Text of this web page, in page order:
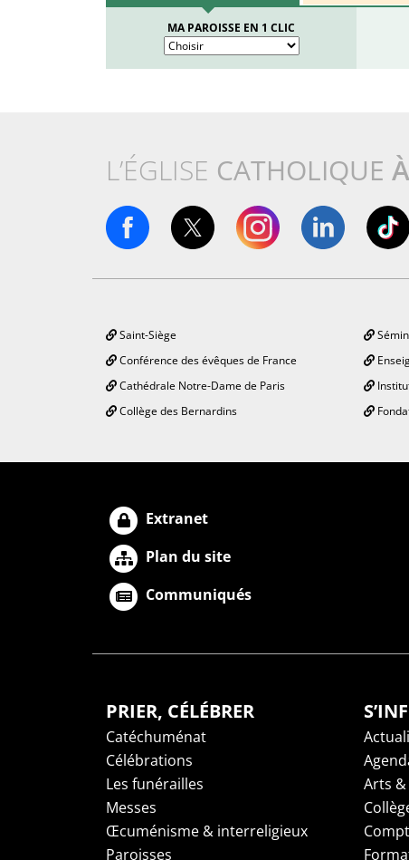
MA PAROISSE EN 1 CLIC
L’ÉGLISE CATHOLIQUE
Saint-Siège
Conférence des évêques de France
Cathédrale Notre-Dame de Paris
Collège des Bernardins
Extranet
Plan du site
Communiqués
PRIER, CÉLÉBRER
Catéchuménat
Célébrations
Les funérailles
Messes
Œcuménisme & interreligieux
Paroisses
Arts